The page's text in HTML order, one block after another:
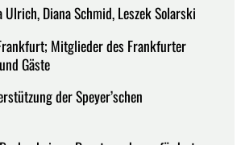
Diana Schmid, Leszek Solarski
Mitglieder des Frankfurter
Gäste
der Speyer’schen